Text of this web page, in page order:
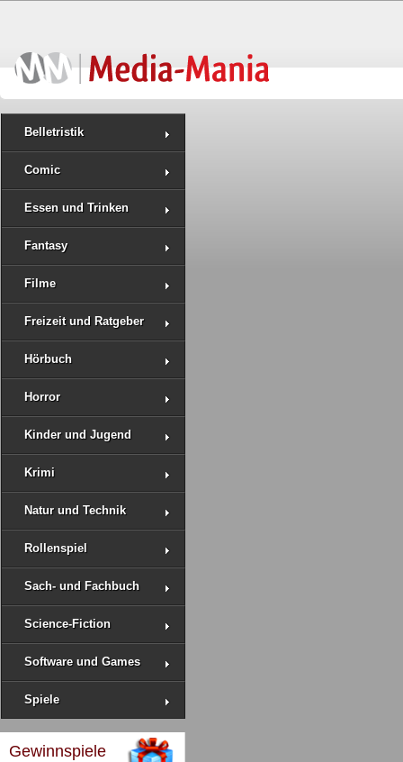
Belletristik
Comic
Essen und Trinken
Fantasy
Filme
Freizeit und Ratgeber
Hörbuch
Horror
Kinder und Jugend
Krimi
Natur und Technik
Rollenspiel
Sach- und Fachbuch
Science-Fiction
Software und Games
Spiele
Gewinnspiele